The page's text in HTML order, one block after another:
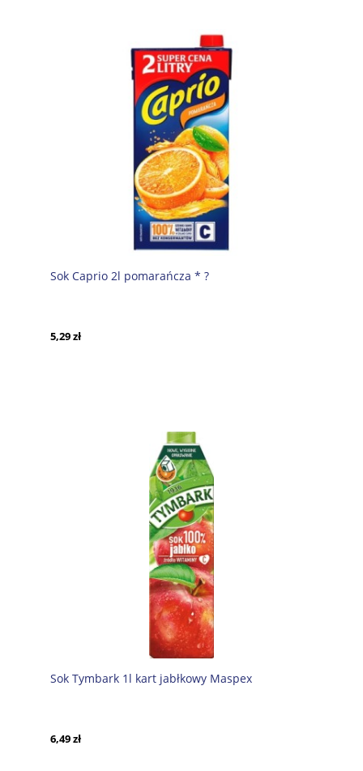
Sok Caprio 2l pomarańcza * ?
5,29 zł
Sok Tymbark 1l kart jabłkowy Maspex
6,49 zł